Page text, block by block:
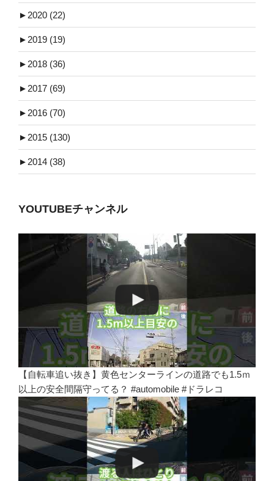
► 2020 (22)
► 2019 (19)
► 2018 (36)
► 2017 (69)
► 2016 (70)
► 2015 (130)
► 2014 (38)
YOUTUBEチャンネル
【自転車追い抜き】黄色センターラインの道路でも1.5ｍ
以上の安全間隔守ってる？ #automobile #ドラレコ